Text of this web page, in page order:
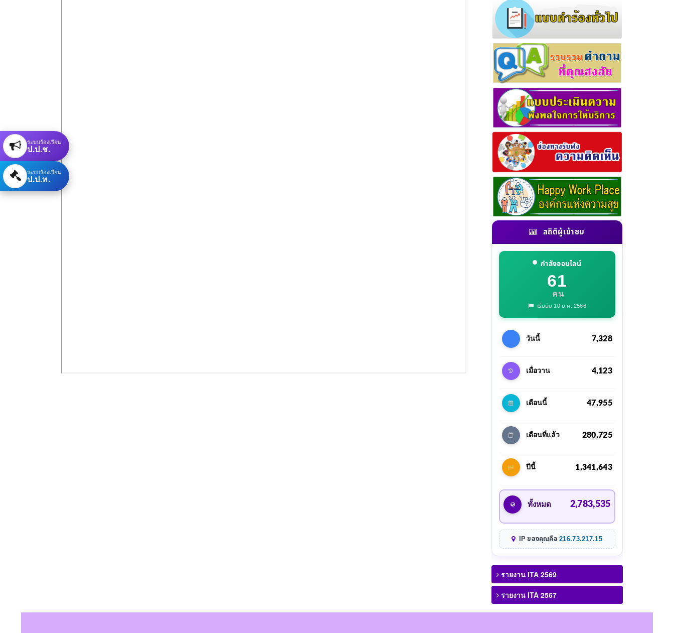
สถิติผู้เข้าชม
กำลังออนไลน์
61
คน
เริ่มนับ 10 ม.ค. 2566
วันนี้ 7,328
เมื่อวาน 4,123
เดือนนี้ 47,955
เดือนที่แล้ว 280,725
ปีนี้ 1,341,643
ทั้งหมด 2,783,535
IP ของคุณคือ216.73.217.15
รายงาน ITA 2569
รายงาน ITA 2567
ระบบร้องเรียน
ป.ป.ช.
ระบบร้องเรียน
ป.ป.ท.